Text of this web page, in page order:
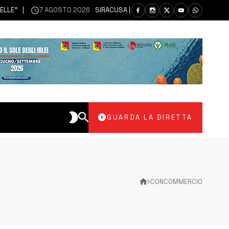
7 AGOSTO 2026 SIRACUSA | SIANO MESSI A DISPOSIZIONE DEL
GUARDA LA DIRETTA
CONCOMMERCIO